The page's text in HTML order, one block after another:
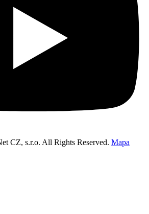
CZ, s.r.o. All Rights Reserved. Mapa